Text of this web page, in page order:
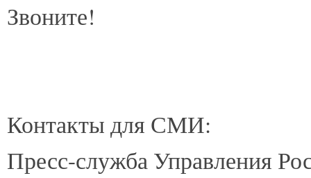
Звоните!
Контакты для СМИ:
Пресс-служба Управления